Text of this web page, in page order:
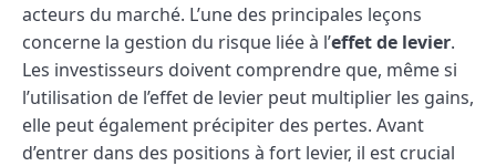
acteurs du marché. L’une des principales leçons
concerne la gestion du risque liée à l’effet de levier.
Les investisseurs doivent comprendre que, même si
l’utilisation de l’effet de levier peut multiplier les gains,
elle peut également précipiter des pertes. Avant
d’entrer dans des positions à fort levier, il est crucial